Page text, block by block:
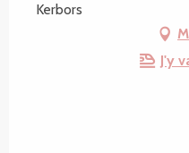
Kerbors
J'y